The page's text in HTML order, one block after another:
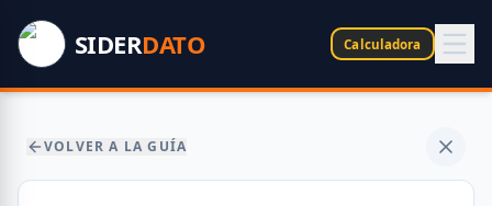
SIDERDATO Calculadora
VOLVER A LA GUÍA